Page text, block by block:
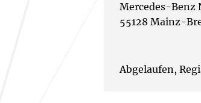
Mercedes-Benz
55128 Mainz-
Abgelaufen,